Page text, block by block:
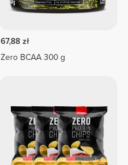
67,88 zł
Zero BCAA 300 g